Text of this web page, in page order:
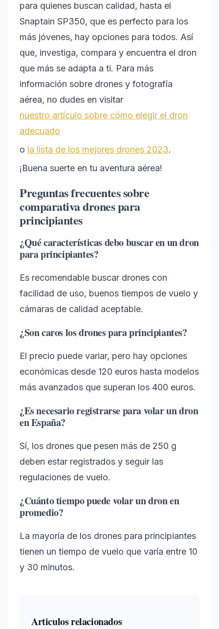
para quienes buscan calidad, hasta el
Snaptain SP350, que es perfecto para los
más jóvenes, hay opciones para todos. Así
que, investiga, compara y encuentra el dron
que más se adapta a ti. Para más
información sobre drones y fotografía
aérea, no dudes en visitar
nuestro artículo sobre cómo elegir el dron
adecuado
o la lista de los mejores drones 2023.
¡Buena suerte en tu aventura aérea!
Preguntas frecuentes sobre
comparativa drones para
principiantes
¿Qué características debo buscar en un dron
para principiantes?
Es recomendable buscar drones con
facilidad de uso, buenos tiempos de vuelo y
cámaras de calidad aceptable.
¿Son caros los drones para principiantes?
El precio puede variar, pero hay opciones
económicas desde 120 euros hasta modelos
más avanzados que superan los 400 euros.
¿Es necesario registrarse para volar un dron
en España?
Sí, los drones que pesen más de 250 g
deben estar registrados y seguir las
regulaciones de vuelo.
¿Cuánto tiempo puede volar un dron en
promedio?
La mayoría de los drones para principiantes
tienen un tiempo de vuelo que varía entre 10
y 30 minutos.
Articulos relacionados